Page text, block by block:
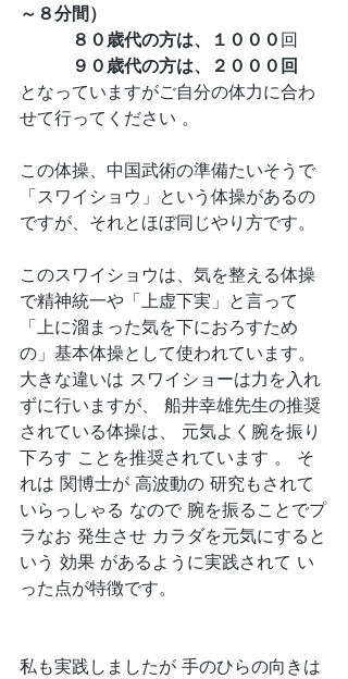
～８分間）
８０歳代の方は、１０００回
９０歳代の方は、２０００回
となっていますがご自分の体力に合わ
せて行ってください 。
この体操、中国武術の準備たいそうで
「スワイショウ」という体操があるの
ですが、それとほぼ同じやり方です。
このスワイショウは、気を整える体操
で精神統一や「上虚下実」と言って
「上に溜まった気を下におろすため
の」基本体操として使われています。
大きな違いは スワイショーは力を入れ
ずに行いますが、 船井幸雄先生の推奨
されている体操は、 元気よく腕を振り
下ろす ことを推奨されています 。 そ
れは 関博士が 高波動の 研究もされて
いらっしゃる なので 腕を振ることでプ
ラなお 発生させ カラダを元気にすると
いう 効果 があるように実践されて い
った点が特徴です。
私も実践しましたが 手のひらの向きは